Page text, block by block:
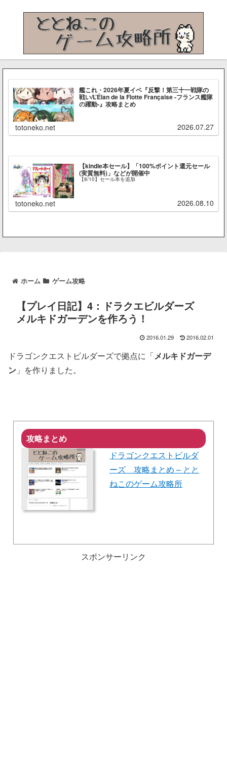
艦これ・2026年夏イベ『反撃！第三十一戦隊の
戦い/L’Élan de la Flotte Française -フランス艦隊
の躍動-』攻略まとめ
totoneko.net 2026.07.27
【kindle本セール】「100%ポイント還元セール
(実質無料)」などが開催中
【8/10】セール本を追加
totoneko.net 2026.08.10
ホーム ゲーム攻略
【プレイ日記】4：ドラクエビルダーズ
メルキドガーデンを作ろう！
2016.01.29 2016.02.01
ドラゴンクエストビルダーズで拠点に「メルキドガーデ
ン 」を作りました。
攻略まとめ
ドラゴンクエストビルダ
ーズ 攻略まとめ – とと
ねこのゲーム攻略所
スポンサーリンク